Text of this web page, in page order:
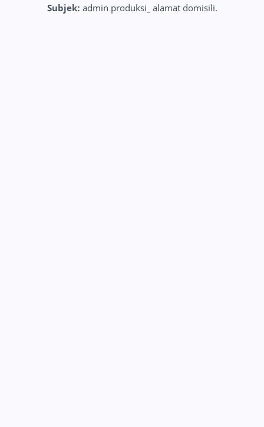
Subjek: admin produksi_ alamat domisili.